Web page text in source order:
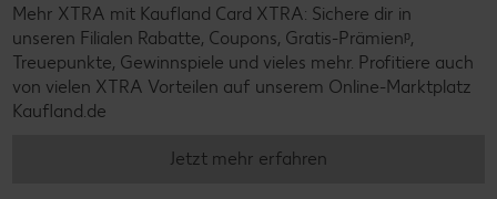
Mehr XTRA mit Kaufland Card XTRA: Sichere dir in
unseren Filialen Rabatte, Coupons, Gratis-Prämienᵖ,
Treuepunkte, Gewinnspiele und vieles mehr. Profitiere auch
von vielen XTRA Vorteilen auf unserem Online-Marktplatz
Kaufland.de
Jetzt mehr erfahren